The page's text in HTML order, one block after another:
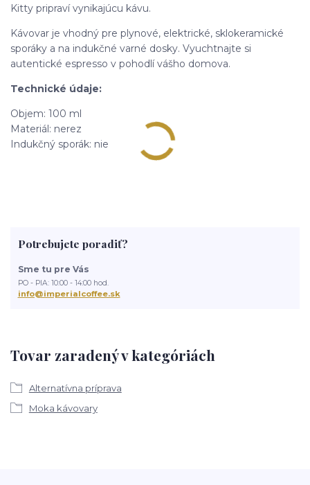
Kitty pripraví vynikajúcu kávu.
Kávovar je vhodný pre plynové, elektrické, sklokeramické
sporáky a na indukčné varné dosky. Vyuchtnajte si
autentické espresso v pohodlí vášho domova.
Technické údaje:
Objem: 100 ml
Materiál: nerez
Indukčný sporák: nie
Tovar zaradený v kategóriách
Alternatívna príprava
Moka kávovary
Potrebujete poradiť?
Sme tu pre Vás
PO - PIA: 10:00 - 14:00 hod.
info@imperialcoffee.sk